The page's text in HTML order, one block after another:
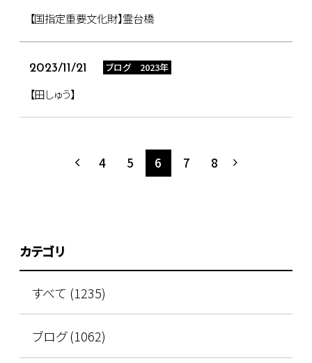
【国指定重要文化財】霊台橋
2023/11/21 ブログ 2023年
【田しゅう】
4 5 6 7 8
カテゴリ
すべて (1235)
ブログ (1062)